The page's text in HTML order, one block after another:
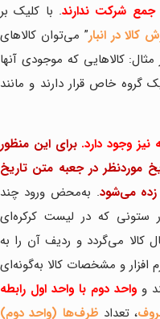
شرکت ندارند. با کلیک بر
در انبار” می‌توان کالاهای
مثال: کالاهایی که موجودی آنها
خاص قرار دارند و مانند
نیز وجود دارد. برای این منظور
موردنظر در جعبه متن تاریخ
. به‌محض ورود چند
که در لیست کرکره‌ای
کالا می‌گردد و ردیف آن را به
و مشخصات کالا به‌گونه‌ای
وواحد دوم با واحد اول رابطه
، تعداد ظرف‌ها (واحد دوم)